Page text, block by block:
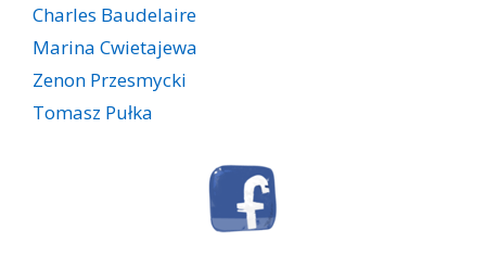
Charles Baudelaire
Marina Cwietajewa
Zenon Przesmycki
Tomasz Pułka